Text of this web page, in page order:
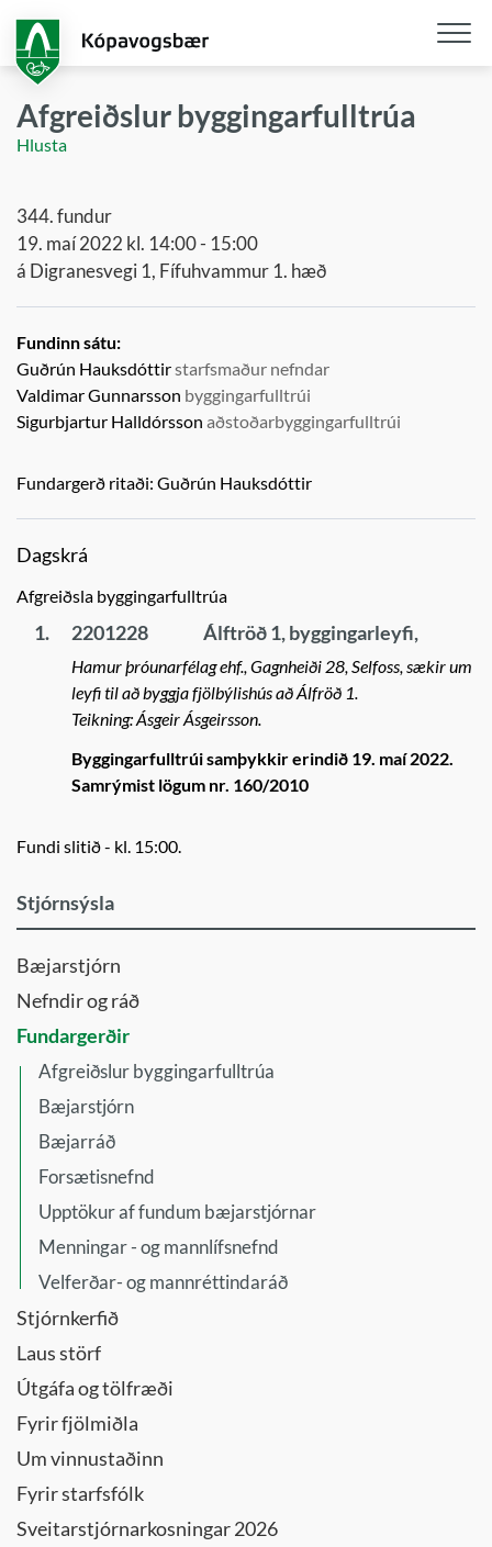
aðalefni
Afgreiðslur byggingarfulltrúa
Hlusta
344. fundur
19. maí 2022 kl. 14:00 - 15:00
á Digranesvegi 1, Fífuhvammur 1. hæð
Fundinn sátu:
Guðrún Hauksdóttirstarfsmaður nefndar
Valdimar Gunnarsson byggingarfulltrúi
Sigurbjartur Halldórsson aðstoðarbyggingarfulltrúi
Fundargerð ritaði: Guðrún Hauksdóttir
Dagskrá
Afgreiðsla byggingarfulltrúa
1. 2201228 Álftröð 1, byggingarleyfi,
Hamur þróunarfélag ehf., Gagnheiði 28, Selfoss, sækir um
leyfi til að byggja fjölbýlishús að Álfröð 1.
Teikning: Ásgeir Ásgeirsson.
Byggingarfulltrúi samþykkir erindið 19. maí 2022.
Samrýmist lögum nr. 160/2010
Fundi slitið - kl. 15:00.
Stjórnsýsla
Bæjarstjórn
Nefndir og ráð
Fundargerðir
Afgreiðslur byggingarfulltrúa
Bæjarstjórn
Bæjarráð
Forsætisnefnd
Upptökur af fundum bæjarstjórnar
Menningar - og mannlífsnefnd
Velferðar- og mannréttindaráð
Stjórnkerfið
Laus störf
Útgáfa og tölfræði
Fyrir fjölmiðla
Um vinnustaðinn
Fyrir starfsfólk
Sveitarstjórnarkosningar 2026
Opna